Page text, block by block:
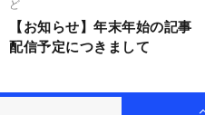
ど
【お知らせ】年末年始の記事
配信予定につきまして